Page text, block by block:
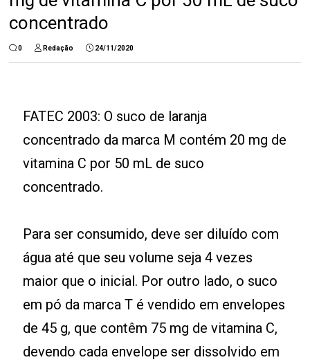
concentrado
0 Redação 24/11/2020
FATEC 2003: O suco de laranja
concentrado da marca M contém 20 mg de
vitamina C por 50 mL de suco
concentrado.
Para ser consumido, deve ser diluído com
água até que seu volume seja 4 vezes
maior que o inicial. Por outro lado, o suco
em pó da marca T é vendido em envelopes
de 45 g, que contêm 75 mg de vitamina C,
devendo cada envelope ser dissolvido em